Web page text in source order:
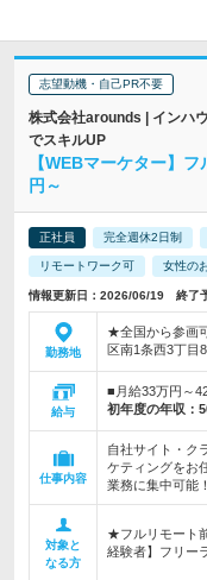
志望動機・自己PR不要
株式会社arounds | インハ
でスキルUP
【WEBマーケター】
円～
正社員 完全週休2日制
リモートワーク可 女性の
情報更新日：2026/06/19 終了
勤務地
★全国から参画
区南1条西3丁目
給与
■月給33万円～
初年度の年収：
仕事内容
自社サイト・ク
ケティングをお
業務に集中可能！
対象と
なる方
★フルリモート
経験者】フリー